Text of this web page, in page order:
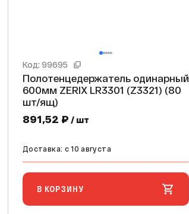
Код: 99695
Полотенцедержатель одинарный
600мм ZERIX LR3301 (Z3321) (80
шт/ящ)
891,52 ₽ / шт
Доставка: c 10 августа
В КОРЗИНУ